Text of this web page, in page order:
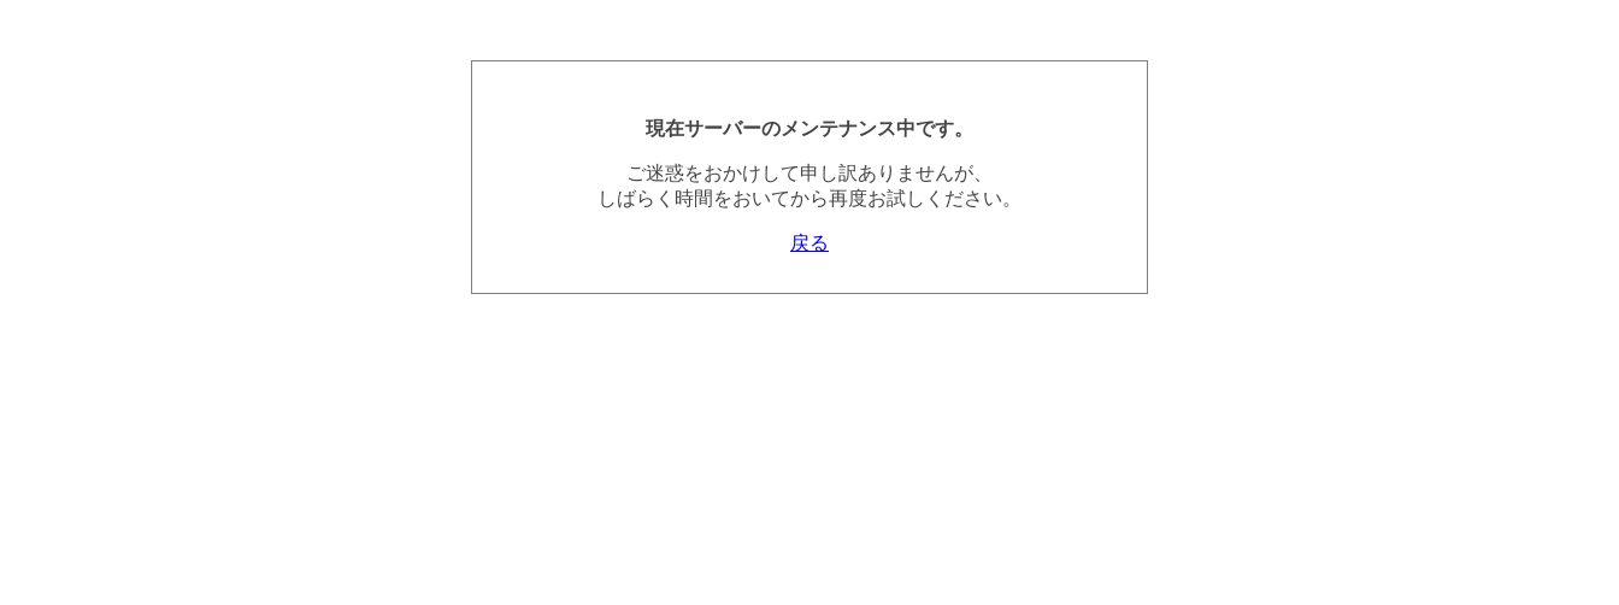
現在サーバーのメンテナンス中です。
ご迷惑をおかけして申し訳ありませんが、
しばらく時間をおいてから再度お試しください。
戻る